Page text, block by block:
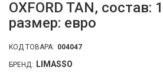
OXFORD TAN, состав:
размер: евро
КОД ТОВАРА: 004047
БРЕНД: LIMASSO